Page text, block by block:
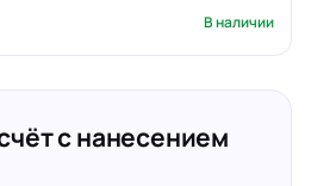
В наличии
с нанесением